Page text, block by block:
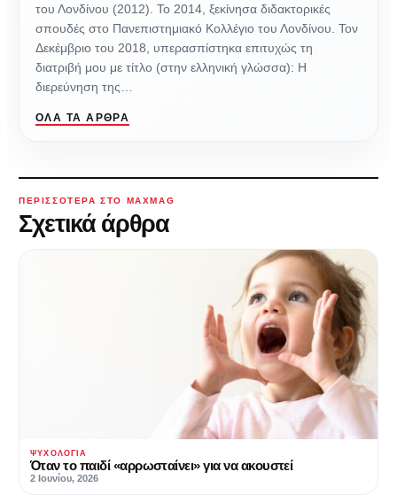
του Λονδίνου (2012). Το 2014, ξεκίνησα διδακτορικές
σπουδές στο Πανεπιστημιακό Κολλέγιο του Λονδίνου. Τον
Δεκέμβριο του 2018, υπερασπίστηκα επιτυχώς τη
διατριβή μου με τίτλο (στην ελληνική γλώσσα): Η
διερεύνηση της…
ΌΛΑ ΤΑ ΆΡΘΡΑ
ΠΕΡΙΣΣΌΤΕΡΑ ΣΤΟ MAXMAG
Σχετικά άρθρα
ΨΥΧΟΛΟΓΊΑ
Όταν το παιδί «αρρωσταίνει» για να ακουστεί
2 Ιουνίου, 2026